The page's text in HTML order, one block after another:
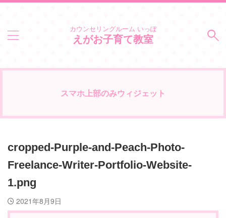
カウンセリングルーム いっぽ
えがお子育て教室
スマホ上部のみウィジェット
cropped-Purple-and-Peach-Photo-
Freelance-Writer-Portfolio-Website-
1.png
2021年8月9日